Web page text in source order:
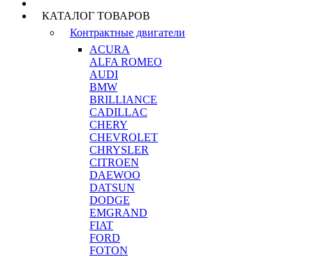
КАТАЛОГ ТОВАРОВ
Контрактные двигатели
ACURA
ALFA ROMEO
AUDI
BMW
BRILLIANCE
CADILLAC
CHERY
CHEVROLET
CHRYSLER
CITROEN
DAEWOO
DATSUN
DODGE
EMGRAND
FIAT
FORD
FOTON